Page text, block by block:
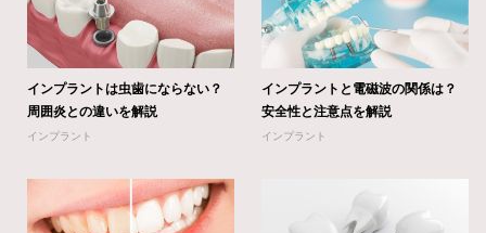
インプラントは虫歯にならない？
周囲炎との違いを解説
インプラント
インプラントと電磁波の関係は？
安全性と注意点を解説
インプラント